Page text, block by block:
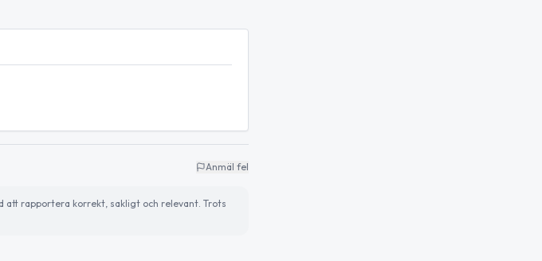
Anmäl fel
att rapportera korrekt, sakligt och relevant. Trots